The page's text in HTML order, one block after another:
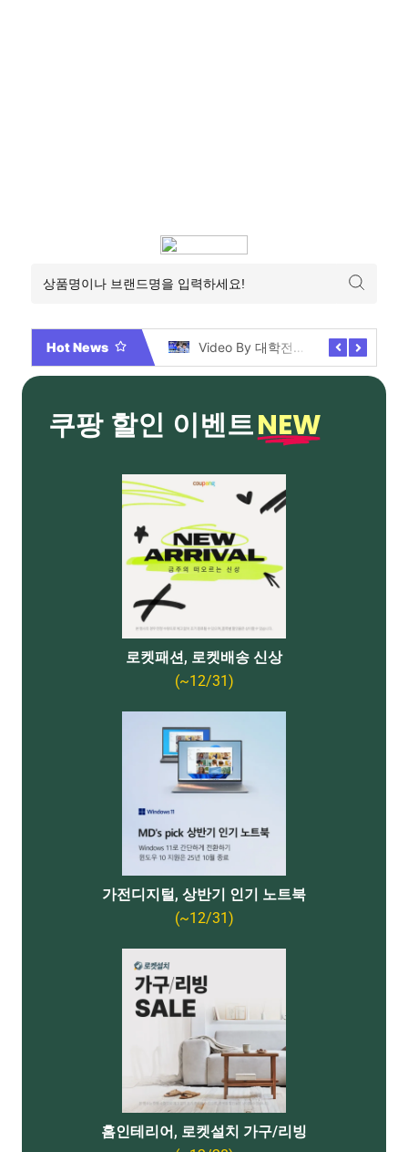
Hot News Video By 대학전쟁 시즌 3 전편 공개 완료!
쿠팡 할인 이벤트NEW
로켓패션, 로켓배송 신상
(~12/31)
가전디지털, 상반기 인기 노트북
(~12/31)
홈인테리어, 로켓설치 가구/리빙